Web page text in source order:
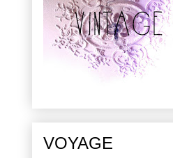
VOYAGE